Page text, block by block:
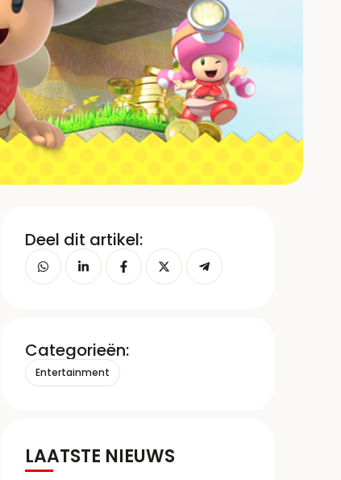
Deel dit artikel:
Categorieën:
Entertainment
LAATSTE NIEUWS